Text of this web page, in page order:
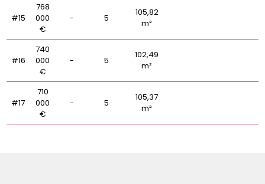
#15
768
000
€
- 5
105,82
m²
#16
740
000
€
- 5
102,49
m²
#17
710
000
€
- 5
105,37
m²